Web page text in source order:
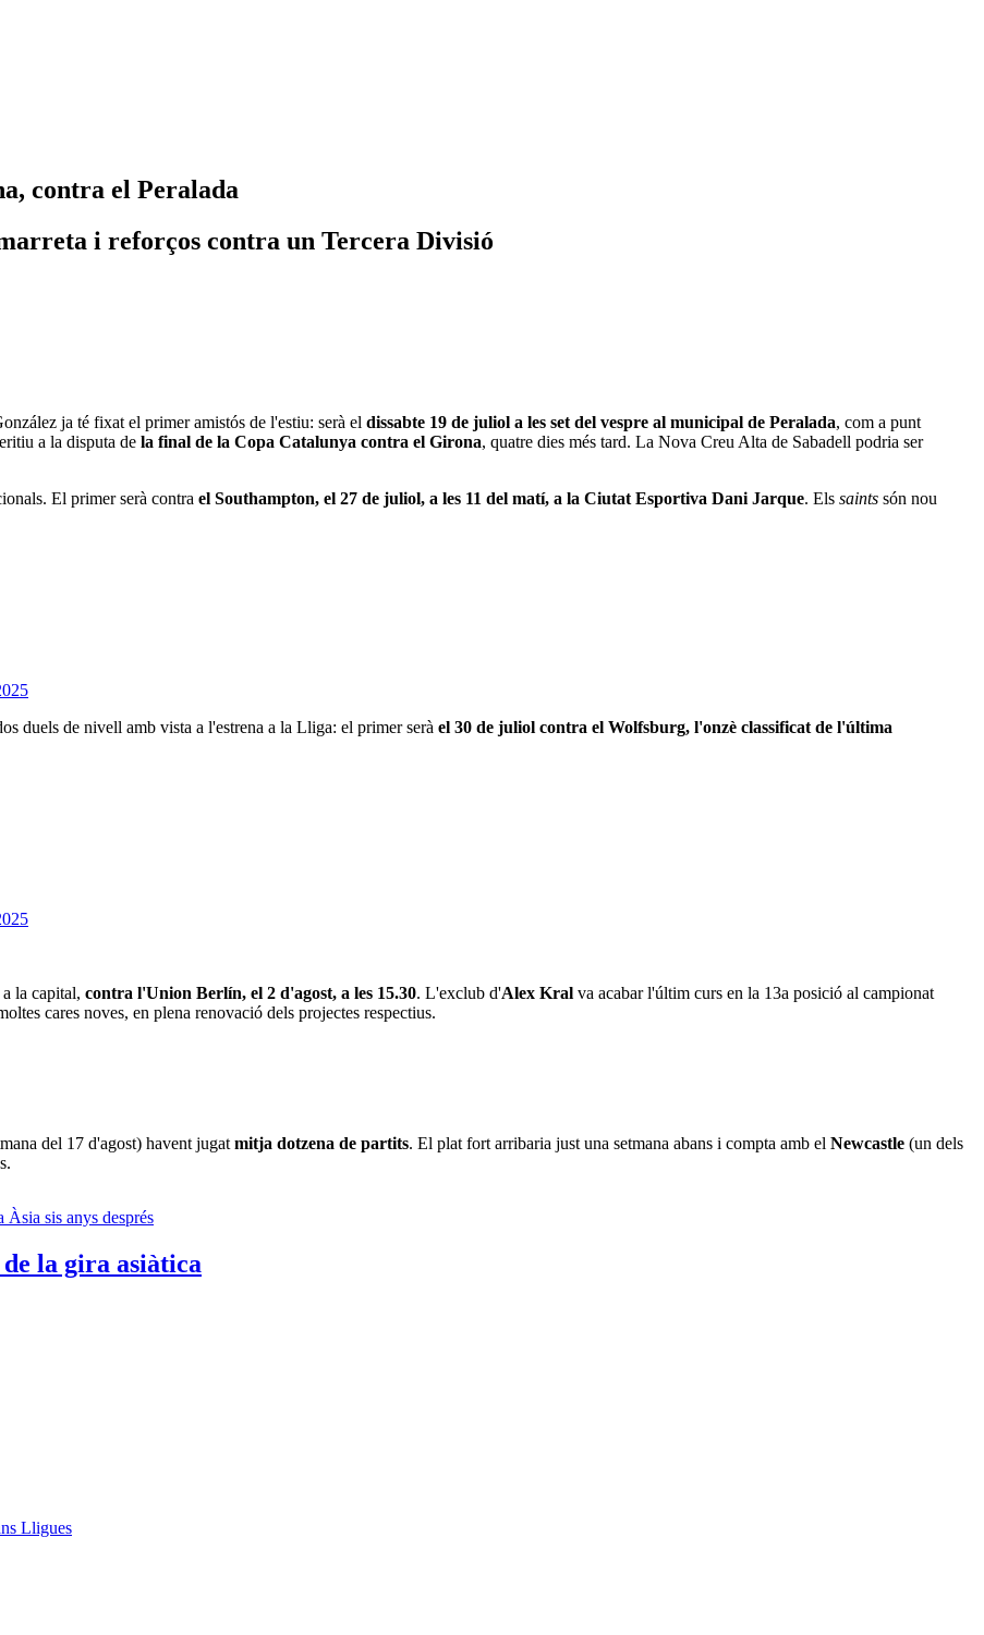
contra el Peralada
i reforços contra un Tercera Divisió
ja té fixat el primer amistós de l'estiu: serà el dissabte 19 de juliol a les set del vespre al municipal de Peralada, com a punt
a la disputa de la final de la Copa Catalunya contra el Girona, quatre dies més tard. La Nova Creu Alta de Sabadell podria ser
El primer serà contra el Southampton, el 27 de juliol, a les 11 del matí, a la Ciutat Esportiva Dani Jarque. Els saints són nou
duels de nivell amb vista a l'estrena a la Lliga: el primer serà el 30 de juliol contra el Wolfsburg, l'onzè classificat de l'última
la capital, contra l'Union Berlín, el 2 d'agost, a les 15.30. L'exclub d'Alex Kral va acabar l'últim curs en la 13a posició al campionat
cares noves, en plena renovació dels projectes respectius.
del 17 d'agost) havent jugat mitja dotzena de partits. El plat fort arribaria just una setmana abans i compta amb el Newcastle (un dels
Lligues